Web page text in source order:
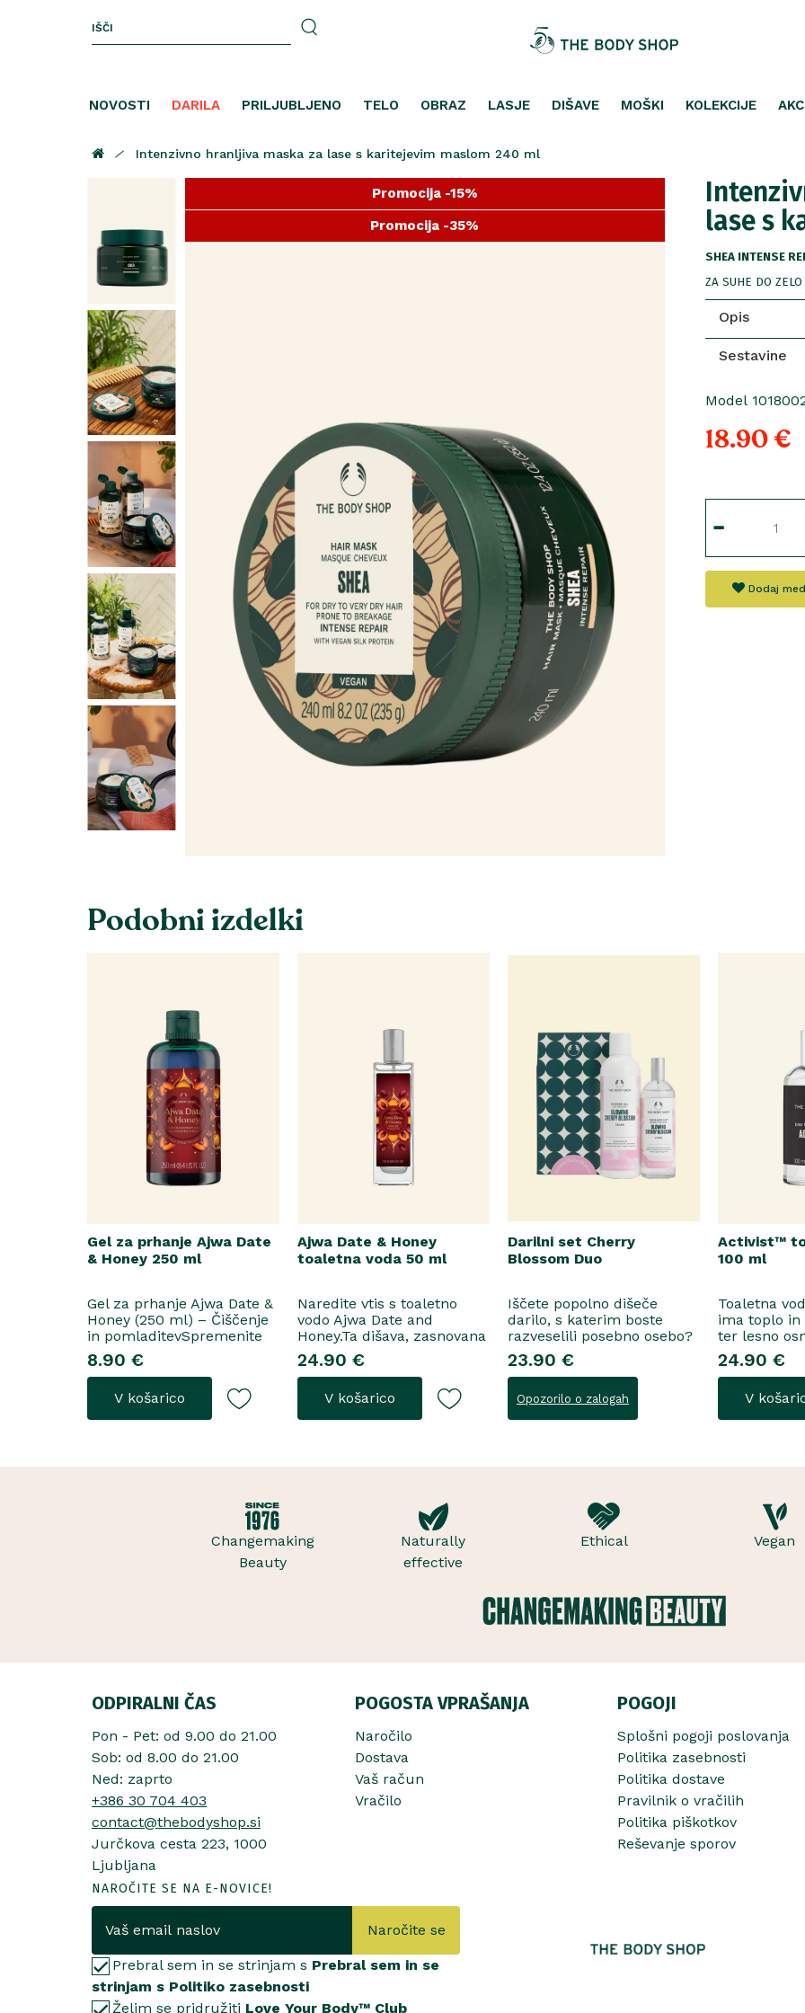
NOVOSTI DARILA PRILJUBLJENO TELO OBRAZ LASJE DIŠAVE MOŠKI KOLEKCIJE
Intenzivno hranljiva maska za lase s karitejevim maslom 240 ml
Promocija -15%
Promocija -25%
Promocija -35%
lase s
SHEA INTENSE
ZA SUHE DO
Opis
Sestavine
Model
18.90 €
Dodaj
Podobni izdelki
Gel za prhanje Ajwa Date
& Honey 250 ml
Gel za prhanje Ajwa Date &
Honey (250 ml) – Čiščenje
in pomladitevSpremenite
svoje vsakodnevno prhanje
v razkošen orientalski
ritual z gelom za prhanje
Ajwa Date & Honey. Bogata
formula brez mil nežno
8.90 €
V košarico
Ajwa Date & Honey
toaletna voda 50 ml
Naredite vtis s toaletno
vodo Ajwa Date and
Honey.Ta dišava, zasnovana
tako za razkošne
priložnosti kot za
vsakodnevno nošenje, se
odpre z notami suhega
grozdja, labana in frezije, ki
sladice in me..
24.90 €
V košarico
Darilni set Cherry
Blossom Duo
Iščete popolno dišeče
darilo, s katerim boste
razveselili posebno osebo?
Spoznajte naš darilni set
Cherry Blossom Duo,
popolno harmonijo nežne
nege in razkošnega vonja,
ki poskrbi za dobro počutje
23.90 €
Opozorilo o zalogah
Activist™
100 ml
Toaletna
ima toplo in
ter lesno
začinjen
voda..
24.90 €
V
Changemaking
Beauty
Naturally
effective
Ethical Vegan
ODPIRALNI ČAS
Pon - Pet: od 9.00 do 21.00
Sob: od 8.00 do 21.00
Ned: zaprto
+386 30 704 403
contact@thebodyshop.si
Jurčkova cesta 223, 1000
Ljubljana
POGOSTA VPRAŠANJA
Naročilo
Dostava
Vaš račun
Vračilo
POGOJI
Splošni pogoji poslovanja
Politika zasebnosti
Politika dostave
Pravilnik o vračilih
Politika piškotkov
Reševanje sporov
NAROČITE SE NA E-NOVICE!
Naročite se
Prebral sem in se strinjam s Prebral sem in se
strinjam s Politiko zasebnosti
Želim se pridružiti Love Your Body™ Club